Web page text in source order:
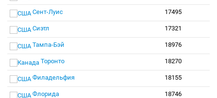
Сент-Луис 17495
Сиэтл 17321
Тампа-Бэй 18976
Торонто 18270
Филадельфия 18155
Флорида 18746